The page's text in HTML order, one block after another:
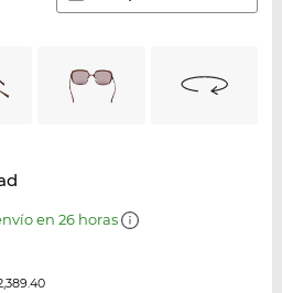
en 26 horas